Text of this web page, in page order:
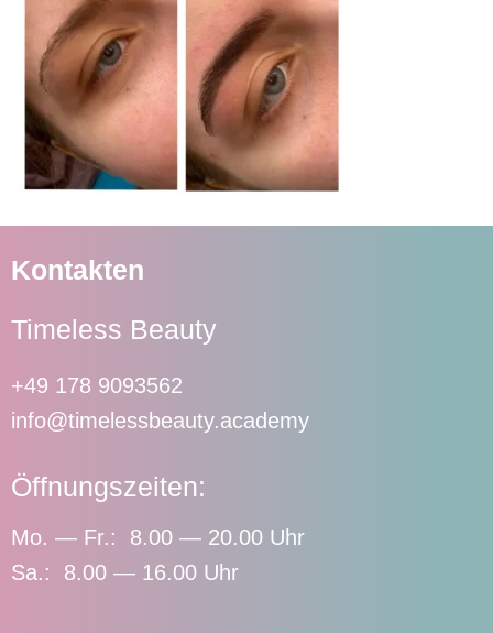
Kontakten
Timeless Beauty
+49 178 9093562
info@timelessbeauty.academy
Öffnungszeiten:
Mo. — Fr.: 8.00 — 20.00 Uhr
Sa.: 8.00 — 16.00 Uhr